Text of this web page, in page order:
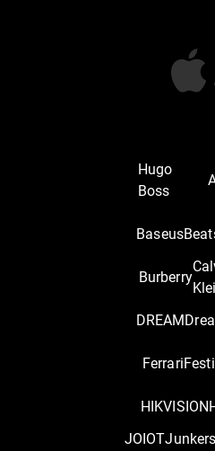
Hugo
Boss
Baseus
Burberry
DREAM
Ferrari
HIKVISION
JOIOTJunkers